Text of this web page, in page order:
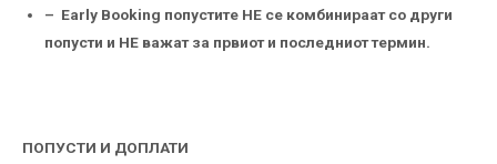
– Еarly Booking попустите НЕ се комбинираат со други
попусти и НЕ важат за првиот и последниот термин.
ПОПУСТИ И ДОПЛАТИ